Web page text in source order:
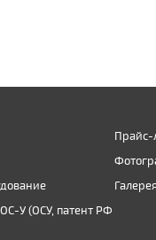
Прайс-
У (ОСУ, патент РФ